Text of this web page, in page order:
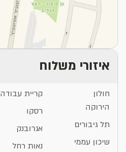
איזורי משלוח
חולון
הירוקה
תל גיבורים
שיכון עממי
קריית עבודה
רסקו
אגרובנק
נאות רחל